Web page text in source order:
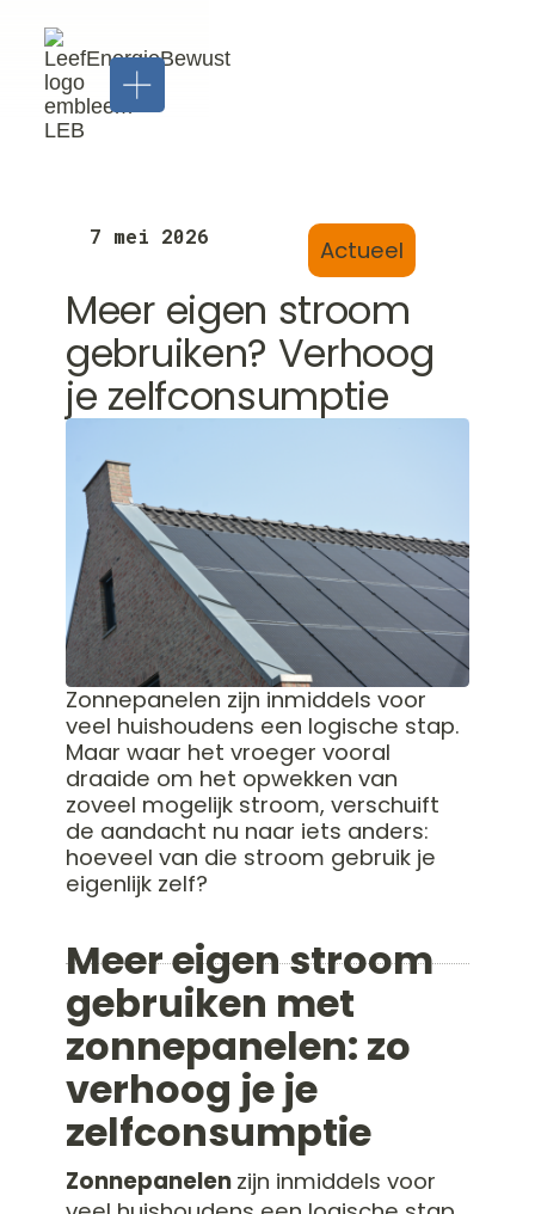
Installatie
Zonnepanelen
Thuisbatterijen
Airco's
Laadpalen
Vloerisolatie
Spouwmuurisolatie
Dakisolatie
Bodemisolatie
Biobased isolatie
Gevelonderhoud
Gevelreiniging
Gevel
impregneren
Voegwerk
renovatie
Spouwvervuiling
verwijderen
Constructief
herstel
&
Onderhoud
Zonnepanelen
Airco's
Service
aanvraag
Eneco klanten
Zakelijk
Aannemers
Vastgoedeigenaren
Klant via partner
Zakelijk Service &
Onderhoud
Subsidie
Woningisolatie
ISDE-subsidie
2026
Gemeentelijke
subsidies
LeefEnergieBewust
Over
LeefEnergieBewust
Nieuws
Ons Team
Bekijk
alle
blogs
Hoe groot
moet mijn
thuisbatterij
zijn?
Netcongestie
uitgelegd: Slim
steeds
belangrijker
Voorkom dure
gevelschade
aan je woning
Waarom
duizenden
huiseigenaren
juist nú kiezen
7 mei 2026 Actueel
Meer eigen stroom
gebruiken? Verhoog
je zelfconsumptie
Zonnepanelen zijn inmiddels voor
veel huishoudens een logische stap.
Maar waar het vroeger vooral
draaide om het opwekken van
zoveel mogelijk stroom, verschuift
de aandacht nu naar iets anders:
hoeveel van die stroom gebruik je
eigenlijk zelf?
Meer eigen stroom
gebruiken met
zonnepanelen: zo
verhoog je je
zelfconsumptie
Zonnepanelen zijn inmiddels voor